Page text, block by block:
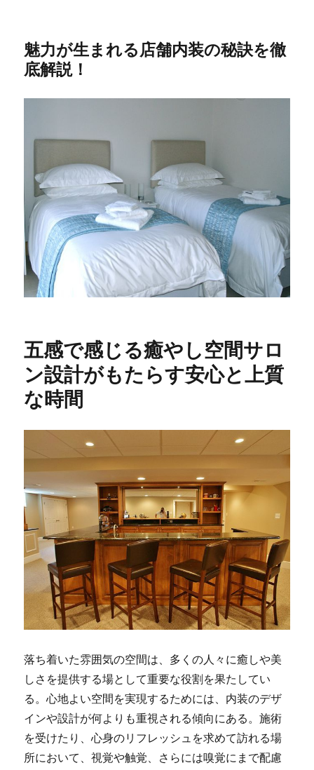
魅力が生まれる店舗内装の秘訣を徹
底解説！
五感で感じる癒やし空間サロ
ン設計がもたらす安心と上質
な時間
落ち着いた雰囲気の空間は、多くの人々に癒しや美
しさを提供する場として重要な役割を果たしてい
る。心地よい空間を実現するためには、内装のデザ
インや設計が何よりも重視される傾向にある。施術
を受けたり、心身のリフレッシュを求めて訪れる場
所において、視覚や触覚、さらには嗅覚にまで配慮